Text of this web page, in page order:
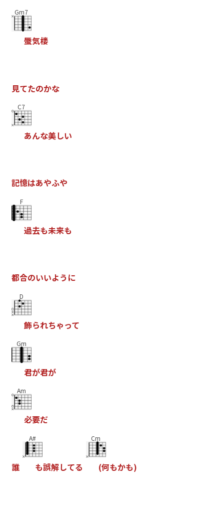
Gm7
蜃気楼
見てたのかな
C7
あんな美しい
記憶はあやふや
F
過去も未来も
都合のいいよう に
D
飾られちゃって
Gm
君が君が
Am
必要だ
誰
A#
も誤解してる
Cm
(何もかも)